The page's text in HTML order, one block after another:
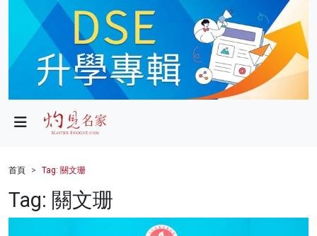
政局
財經
健康
首頁 Tag: 關文珊
Tag: 關文珊